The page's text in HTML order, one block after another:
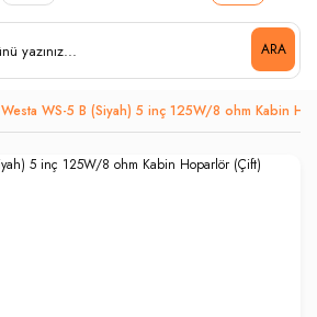
ARA
Westa WS-5 B (Siyah) 5 inç 125W/8 ohm Kabin